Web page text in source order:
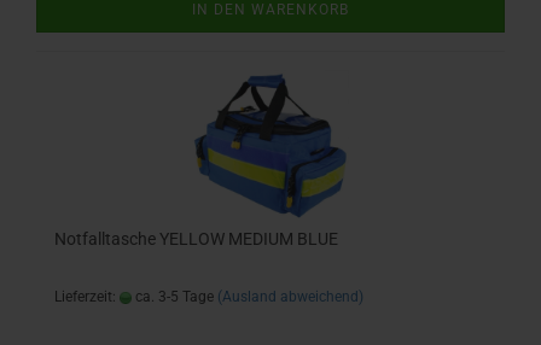
IN DEN WARENKORB
Notfalltasche YELLOW MEDIUM BLUE
Lieferzeit: ca. 3-5 Tage (Ausland abweichend)